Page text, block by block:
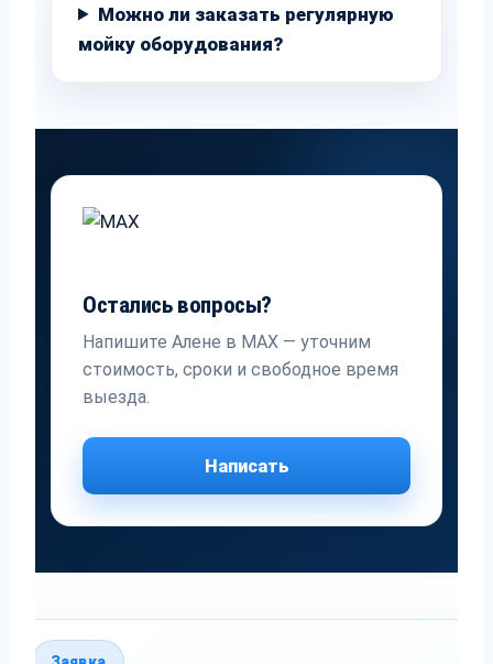
Можно ли заказать регулярную
мойку оборудования?
Остались вопросы?
Напишите Алене в MAX — уточним
стоимость, сроки и свободное время
выезда.
Написать